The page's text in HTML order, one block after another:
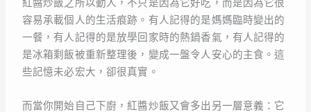
紅醬炒飯之所以動人，不只是因為它好吃，而是因為它很
容易承載個人的生活痕跡。有人記得的是媽媽臨時變出的
一餐，有人記得的是放學回家時的熱鍋香氣，有人記得的
是冰箱剩飯被重新整理後，變成一盤令人安心的主食。這
些記憶未必宏大，卻很真實。
而當你開始自己下廚，紅醬炒飯又會多出另一層意義：它